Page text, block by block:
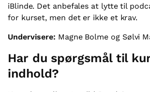
iBlinde. Det anbefales at lytte til
for kurset, men det er ikke et krav.
Undervisere: Magne Bolme og Sølvi
Har du spørgsmål til
indhold?